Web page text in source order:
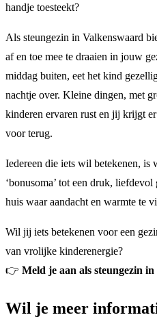
handje toesteekt?
Als steungezin in Valkenswaard
af en toe mee te draaien in jouw
middag buiten, eet het kind
nachtje over. Kleine dingen, met
kinderen ervaren rust en jij krijgt
voor terug.
Iedereen die iets wil betekenen, is
‘bonusoma’ tot een druk,
huis waar aandacht en warmte te
Wil jij iets betekenen voor een
van vrolijke kinderenergie?
👉 Meld je aan als steungezin
Wil je meer